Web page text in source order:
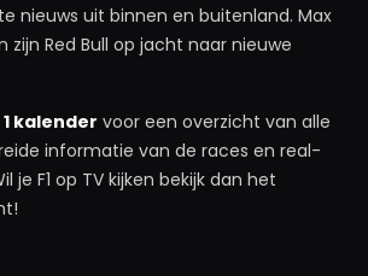
nieuws uit binnen en buitenland. Max
zijn Red Bull op jacht naar nieuwe
kalender voor een overzicht van alle
informatie van de races en real-
je F1 op TV kijken bekijk dan het